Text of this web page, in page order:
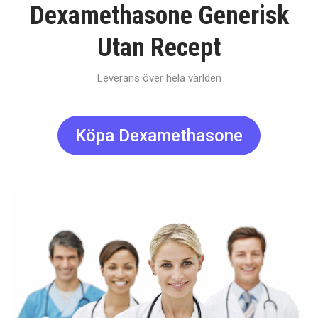
Dexamethasone Generisk
Utan Recept
Leverans över hela världen
Köpa Dexamethasone